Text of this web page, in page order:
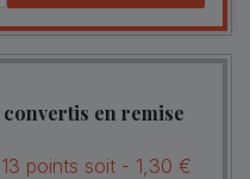
en remise
13 points soit - 1,30 €